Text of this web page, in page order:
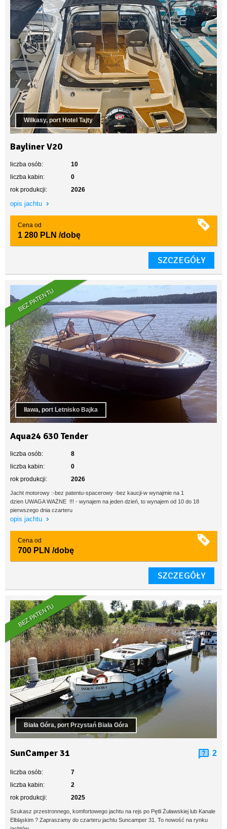
Wilkasy, port Hotel Tajty
Bayliner V20
liczba osób:
10
liczba kabin:
0
rok produkcji:
2026
opis jachtu
Cena od
1 280 PLN /dobę
SZCZEGÓŁY
BEZ PATENTU
Iława, port Letnisko Bajka
Aqua24 630 Tender
liczba osób:
8
liczba kabin:
0
rok produkcji:
2026
Jacht motorowy :-bez patentu-spacerowy -bez kaucji-w wynajmie na 1
dzien UWAGA WAŻNE !!! - wynajem na jeden dzień, to wynajem od 10 do 18
pierwszego dnia czarteru
opis jachtu
Cena od
700 PLN /dobę
SZCZEGÓŁY
BEZ PATENTU
Biała Góra, port Przystań Biała Góra
SunCamper 31 2
liczba osób:
7
liczba kabin:
2
rok produkcji:
2025
Szukasz przestronnego, komfortowego jachtu na rejs po Pętli Żuławskiej lub Kanale
Elbląskim ? Zapraszamy do czarteru jachtu Suncamper 31. To nowość na rynku